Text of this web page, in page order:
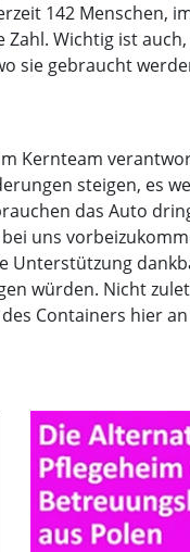
142 Menschen,
Wichtig ist
sie gebraucht
Kernteam
steigen, es
das Auto
uns
würden. Nicht
Containers hier